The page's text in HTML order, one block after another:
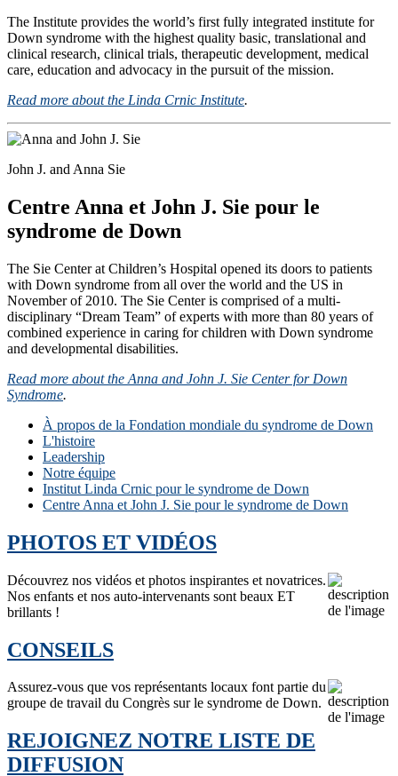
The Institute provides the world’s first fully integrated institute for
Down syndrome with the highest quality basic, translational and
clinical research, clinical trials, therapeutic development, medical
care, education and advocacy in the pursuit of the mission.
Read more about the Linda Crnic Institute.
John J. and Anna Sie
Centre Anna et John J. Sie pour le
syndrome de Down
The Sie Center at Children’s Hospital opened its doors to patients
with Down syndrome from all over the world and the US in
November of 2010. The Sie Center is comprised of a multi-
disciplinary “Dream Team” of experts with more than 80 years of
combined experience in caring for children with Down syndrome
and developmental disabilities.
Read more about the Anna and John J. Sie Center for Down
Syndrome.
À propos de la Fondation mondiale du syndrome de Down
L'histoire
Leadership
Notre équipe
Institut Linda Crnic pour le syndrome de Down
Centre Anna et John J. Sie pour le syndrome de Down
PHOTOS ET VIDÉOS
Découvrez nos vidéos et photos inspirantes et novatrices.
Nos enfants et nos auto-intervenants sont beaux ET
brillants !
CONSEILS
Assurez-vous que vos représentants locaux font partie du
groupe de travail du Congrès sur le syndrome de Down.
REJOIGNEZ NOTRE LISTE DE
DIFFUSION